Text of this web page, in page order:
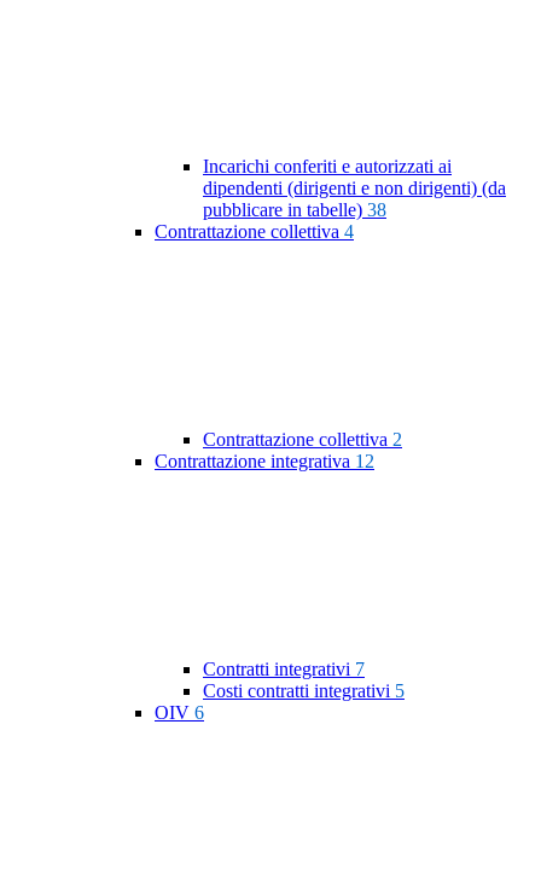
Incarichi conferiti e autorizzati ai
dipendenti (dirigenti e non dirigenti) (da
pubblicare in tabelle) 38
Contrattazione collettiva 4
Contrattazione collettiva 2
Contrattazione integrativa 12
Contratti integrativi 7
Costi contratti integrativi 5
OIV 6